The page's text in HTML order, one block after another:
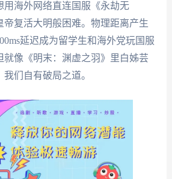
用海外网络直连国服《永劫无
帝复活大明般困难。物理距离产生
延迟成为留学生和海外党玩国服
就像《明末：渊虚之羽》里白姊芸
们自有破局之道。